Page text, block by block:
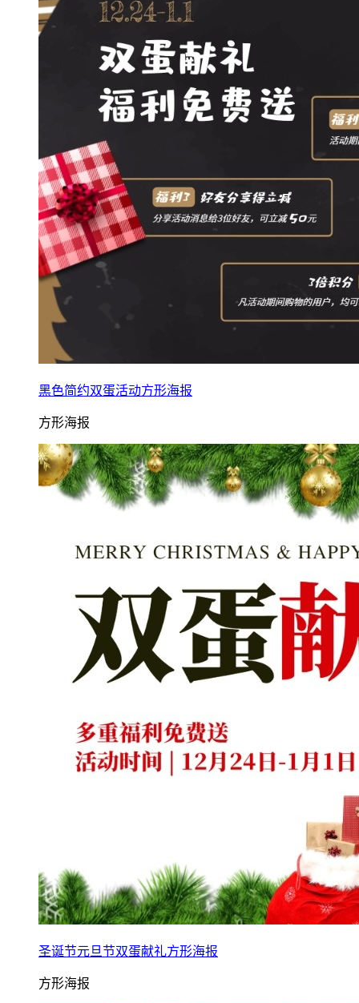
黑色简约双蛋活动方形海报
方形海报
圣诞节元旦节双蛋献礼方形海报
方形海报